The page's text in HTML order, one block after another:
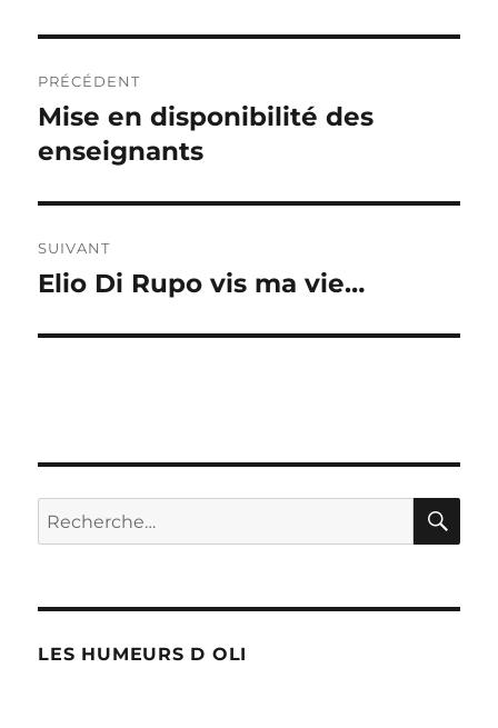
de
l’article
PRÉCÉDENT
Publication
précédente :
Mise en disponibilité des
enseignants
SUIVANT
Publication
Elio Di Rupo vis ma vie…
Recherche
pour :
LES HUMEURS D OLI